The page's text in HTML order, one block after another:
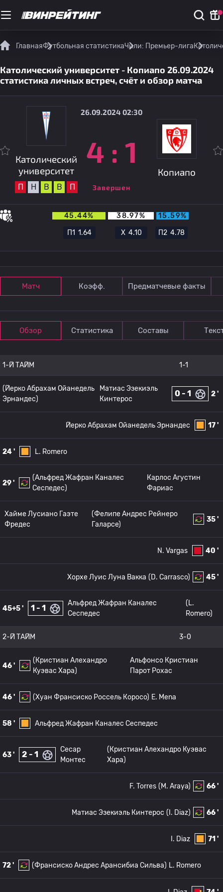
ГлавнаяФутбольная статистикаЧили: Премьер-лига
Католический университет - Копиапо 26.09.2024
статистика личных встреч, счёт и обзор матча
Католический
университет
П Н В В П
26.09.2024 02:30
4 : 1
Завершен
Копиапо
45.44% 38.97%
15.59%
П1 1.64 Х 4.10 П24.78
Матч Коэфф. Предматчевые факты
Обзор Статистика Составы
1-Й ТАЙМ 1-1
2 '
0 - 1
Матиас Эзекиэль
Кинтерос
(Йерко Абрахам Ойанедель
Эрнандес)
17 '
Йерко Абрахам Ойанедель Эрнандес
24 ' L. Romero
29 '
(Альфред Жафран Каналес
Сеспедес)
Карлос Агустин
Фариас
35 '
(Фелипе Андрес Рейнеро
Галарсе)
Хайме Лусиано Гаэте
Фредес
40 '
N. Vargas
45 '
(D. Carrasco)
Хорхе Луис Луна Вакка
45+5 ' 1 - 1
Альфред Жафран Каналес
Сеспедес
(L.
Romero)
2-Й ТАЙМ 3-0
46 '
(Кристиан Алехандро
Куэвас Хара)
Альфонсо Кристиан
Парот Рохас
46 ' (Хуан Франсиско Россель Коросо) E. Mena
58 ' Альфред Жафран Каналес Сеспедес
63 ' 2 - 1
Сесар
Монтес
(Кристиан Алехандро Куэвас
Хара)
66 '
(M. Araya)
F. Torres
66 '
(I. Diaz)
Матиас Эзекиэль Кинтерос
71 '
I. Diaz
72 ' (Франсиско Андрес Арансибиа Сильва) L. Romero